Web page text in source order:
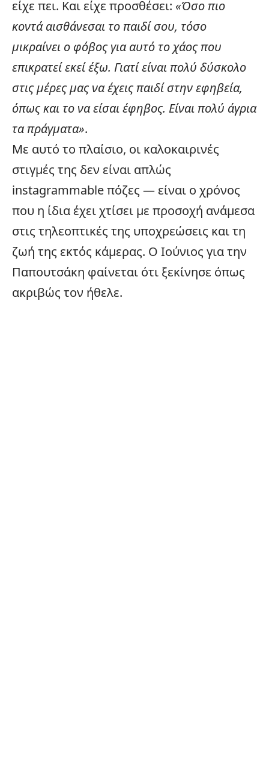
είχε πει. Και είχε προσθέσει: «Όσο πιο
κοντά αισθάνεσαι το παιδί σου, τόσο
μικραίνει ο φόβος για αυτό το χάος που
επικρατεί εκεί έξω. Γιατί είναι πολύ δύσκολο
στις μέρες μας να έχεις παιδί στην εφηβεία,
όπως και το να είσαι έφηβος. Είναι πολύ άγρια
τα πράγματα».
Με αυτό το πλαίσιο, οι καλοκαιρινές
στιγμές της δεν είναι απλώς
instagrammable πόζες — είναι ο χρόνος
που η ίδια έχει χτίσει με προσοχή ανάμεσα
στις τηλεοπτικές της υποχρεώσεις και τη
ζωή της εκτός κάμερας. Ο Ιούνιος για την
Παπουτσάκη φαίνεται ότι ξεκίνησε όπως
ακριβώς τον ήθελε.